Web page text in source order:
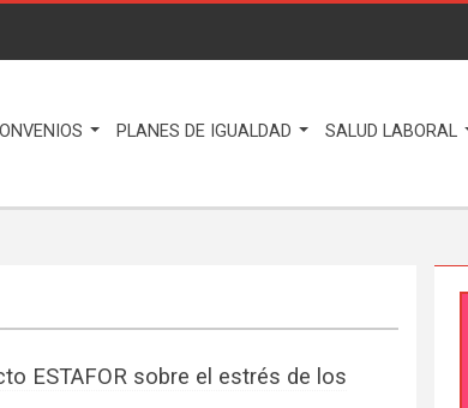
PLANES DE IGUALDAD SALUD LABORAL
ESTAFOR sobre el estrés de los